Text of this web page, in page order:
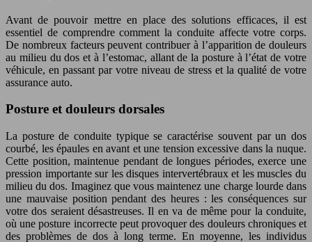
Avant de pouvoir mettre en place des solutions efficaces, il est
essentiel de comprendre comment la conduite affecte votre corps.
De nombreux facteurs peuvent contribuer à l’apparition de douleurs
au milieu du dos et à l’estomac, allant de la posture à l’état de votre
véhicule, en passant par votre niveau de stress et la qualité de votre
assurance auto.
Posture et douleurs dorsales
La posture de conduite typique se caractérise souvent par un dos
courbé, les épaules en avant et une tension excessive dans la nuque.
Cette position, maintenue pendant de longues périodes, exerce une
pression importante sur les disques intervertébraux et les muscles du
milieu du dos. Imaginez que vous maintenez une charge lourde dans
une mauvaise position pendant des heures : les conséquences sur
votre dos seraient désastreuses. Il en va de même pour la conduite,
où une posture incorrecte peut provoquer des douleurs chroniques et
des problèmes de dos à long terme. En moyenne, les individus